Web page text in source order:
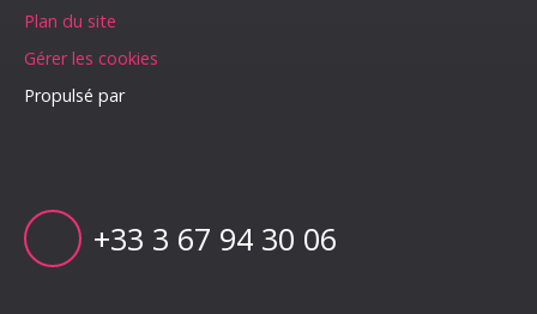
Plan du site
Gérer les cookies
Propulsé par
+33 3 67 94 30 06